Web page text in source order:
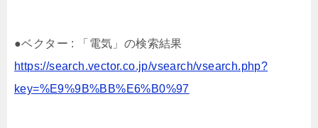
●ベクター : 「電気」の検索結果
https://search.vector.co.jp/vsearch/vsearch.php?
key=%E9%9B%BB%E6%B0%97